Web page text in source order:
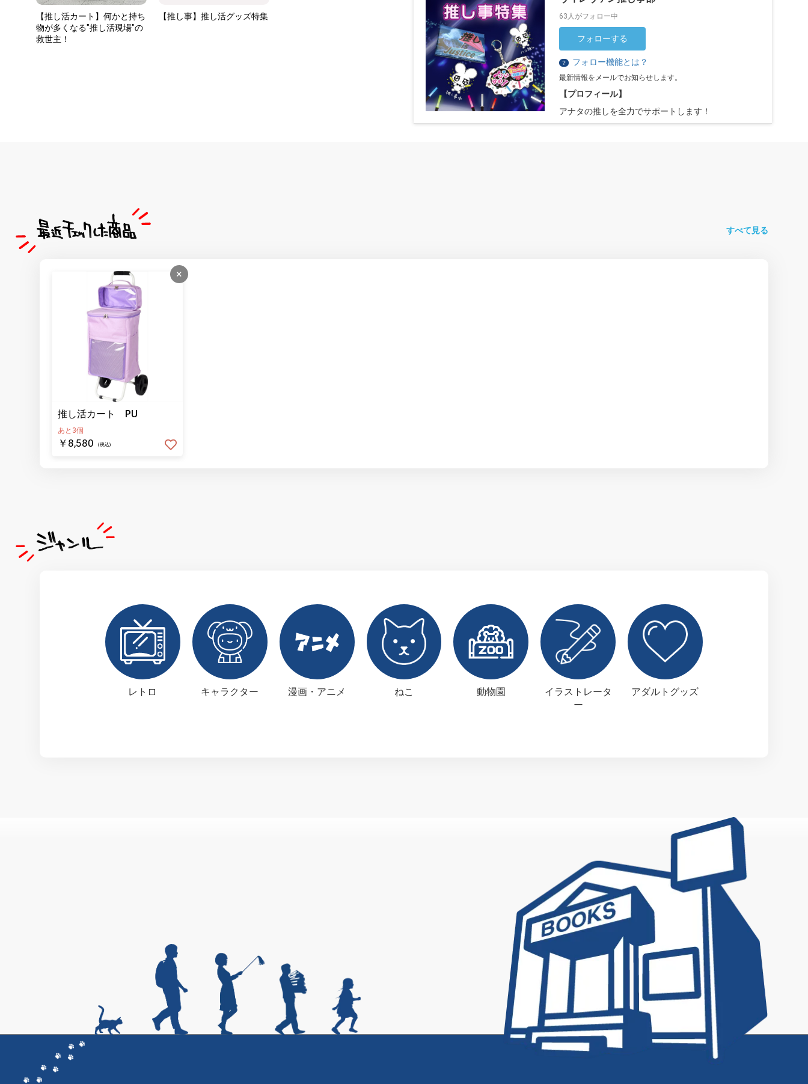
63人がフォロー中
フォローする
？ フォロー機能とは？
最新情報をメールでお知らせします。
【プロフィール】
アナタの推しを全力でサポートします！
【推し活カート】何かと持ち
物が多くなる"推し活現場"の
救世主！
【推し事】推し活グッズ特集
すべて見る
×
推し活カート PU
あと3個
￥8,580 (税込)
レトロ キャラクター 漫画・アニメ ねこ 動物園
イラストレータ
ー
アダルトグッズ